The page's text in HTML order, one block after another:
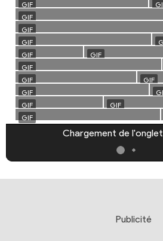
Chargement de l'onglet
Publicité